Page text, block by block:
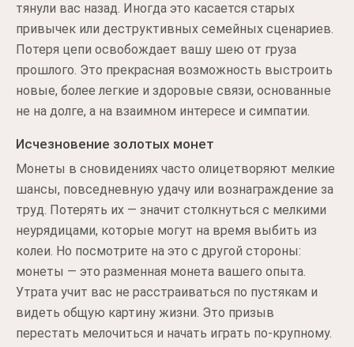
тянули вас назад. Иногда это касается старых
привычек или деструктивных семейных сценариев.
Потеря цепи освобождает вашу шею от груза
прошлого. Это прекрасная возможность выстроить
новые, более легкие и здоровые связи, основанные
не на долге, а на взаимном интересе и симпатии.
Исчезновение золотых монет
Монеты в сновидениях часто олицетворяют мелкие
шансы, повседневную удачу или вознаграждение за
труд. Потерять их — значит столкнуться с мелкими
неурядицами, которые могут на время выбить из
колеи. Но посмотрите на это с другой стороны:
монеты — это разменная монета вашего опыта.
Утрата учит вас не расстраиваться по пустякам и
видеть общую картину жизни. Это призыв
перестать мелочиться и начать играть по-крупному.